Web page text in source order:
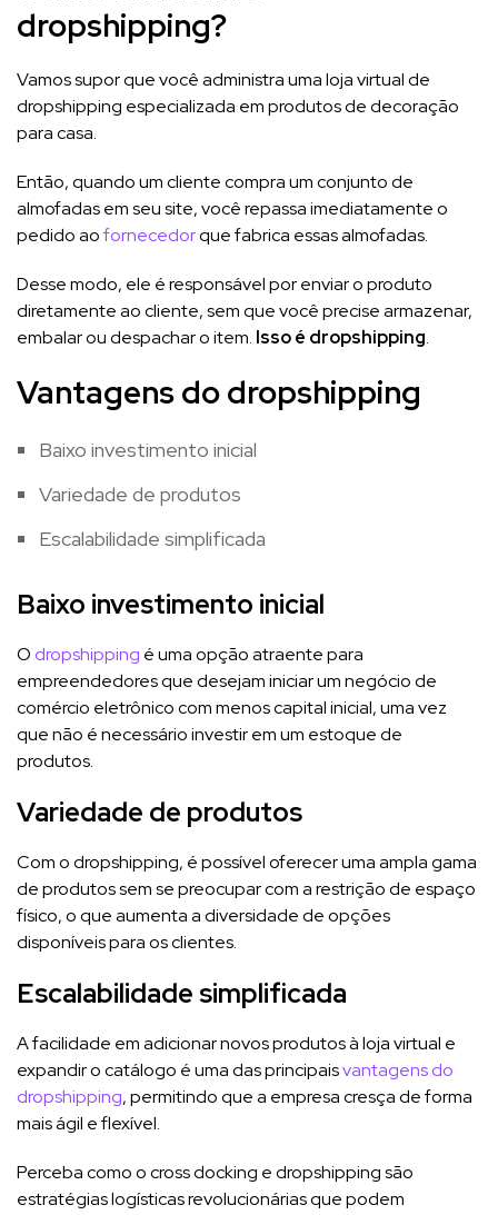
dropshipping?
Vamos supor que você administra uma loja virtual de
dropshipping especializada em produtos de decoração
para casa.
Então, quando um cliente compra um conjunto de
almofadas em seu site, você repassa imediatamente o
pedido aofornecedorque fabrica essas almofadas.
Desse modo, ele é responsável por enviar o produto
diretamente ao cliente, sem que você precise armazenar,
embalar ou despachar o item. Isso é dropshipping.
Vantagens do dropshipping
Baixo investimento inicial
Variedade de produtos
Escalabilidade simplificada
Baixo investimento inicial
O dropshipping é uma opção atraente para
empreendedores que desejam iniciar um negócio de
comércio eletrônico com menos capital inicial, uma vez
que não é necessário investir em um estoque de
produtos.
Variedade de produtos
Com o dropshipping, é possível oferecer uma ampla gama
de produtos sem se preocupar com a restrição de espaço
físico, o que aumenta a diversidade de opções
disponíveis para os clientes.
Escalabilidade simplificada
A facilidade em adicionar novos produtos à loja virtual e
expandir o catálogo é uma das principaisvantagens do
dropshipping, permitindo que a empresa cresça de forma
mais ágil e flexível.
Perceba como o cross docking e dropshipping são
estratégias logísticas revolucionárias que podem